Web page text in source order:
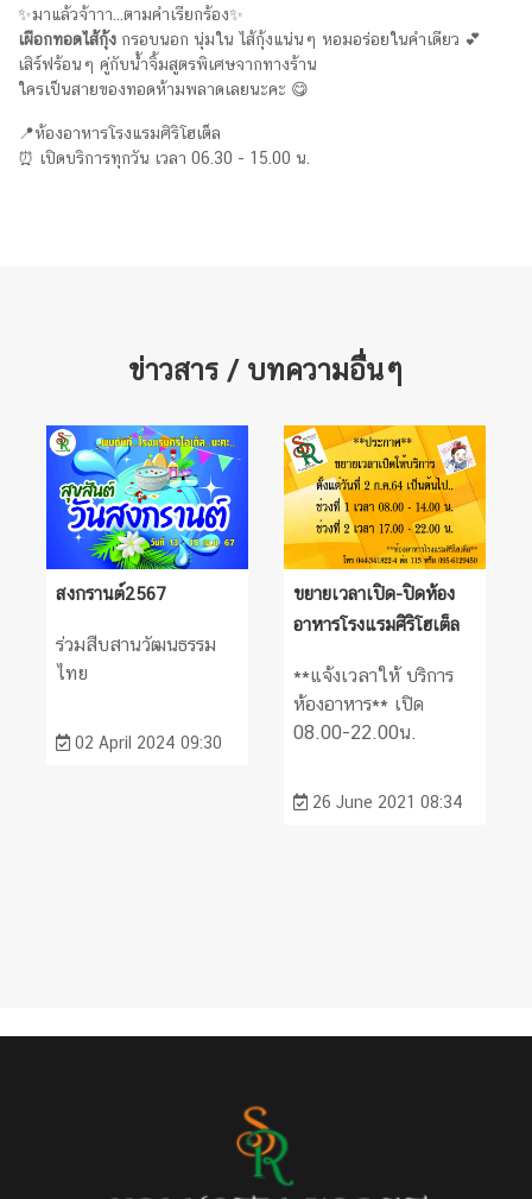
✨มาแล้วจ้าาา...ตามคำเรียกร้อง✨
เผือกทอดไส้กุ้ง กรอบนอก นุ่มใน ไส้กุ้งแน่นๆ หอมอร่อยในคำเดียว 💕
เสิร์ฟร้อนๆ คู่กับน้ำจิ้มสูตรพิเศษจากทางร้าน
ใครเป็นสายของทอดห้ามพลาดเลยนะคะ 😋
📍ห้องอาหารโรงแรมศิริโฮเต็ล
⏰ เปิดบริการทุกวัน เวลา 06.30 - 15.00 น.
ข่าวสาร / บทความอื่นๆ
สงกรานต์2567
ร่วมสืบสานวัฒนธรรม
ไทย
02 April 2024 09:30
ขยายเวลาเปิด-ปิดห้อง
อาหารโรงแรมศิริโฮเต็ล
**แจ้งเวลาให้ บริการ
ห้องอาหาร** เปิด
08.00-22.00น.
26 June 2021 08:34